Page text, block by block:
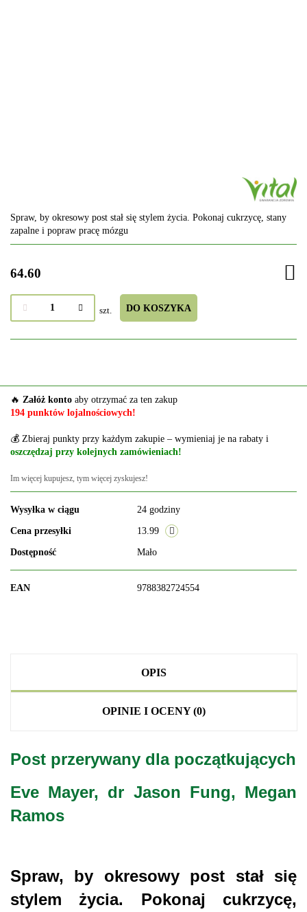
Spraw, by okresowy post stał się stylem życia. Pokonaj cukrzycę, stany
zapalne i popraw pracę mózgu
64.60
szt. DO KOSZYKA
🔥 Załóż konto aby otrzymać za ten zakup
194 punktów lojalnościowych!
💰 Zbieraj punkty przy każdym zakupie – wymieniaj je na rabaty i
oszczędzaj przy kolejnych zamówieniach!
Im więcej kupujesz, tym więcej zyskujesz!
Wysyłka w ciągu 24 godziny
Cena przesyłki 13.99
Dostępność Mało
EAN 9788382724554
OPIS
OPINIE I OCENY (0)
Post przerywany dla początkujących
Eve Mayer, dr Jason Fung, Megan
Ramos
Spraw, by okresowy post stał się
stylem życia. Pokonaj cukrzycę,